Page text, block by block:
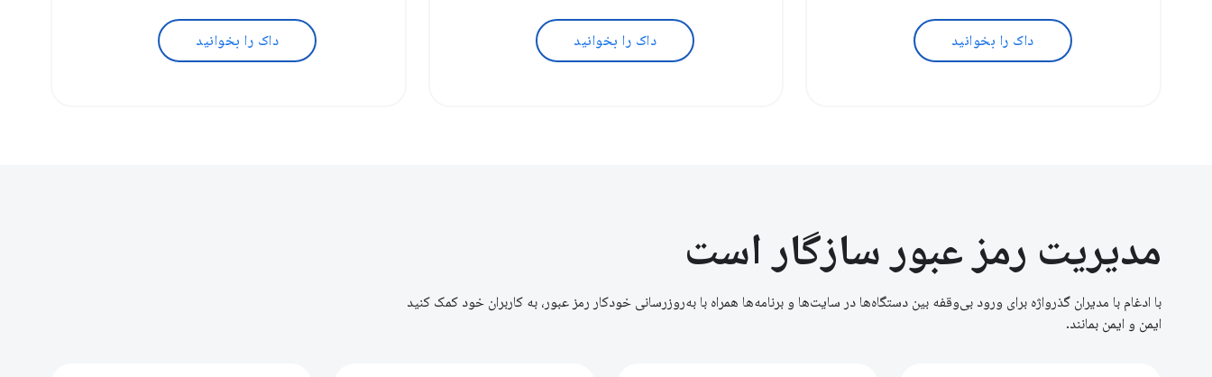
داک را بخوانید داک را بخوانید داک را بخوانید
مدیریت رمز عبور سازگار است
با ادغام با مدیران گذرواژه برای ورود بی‌وقفه بین دستگاه‌ها در سایت‌ها و برنامه‌ها همراه با به‌روزرسانی خودکار رمز عبور، به کاربران خود کمک کنید
ایمن و ایمن بمانند.